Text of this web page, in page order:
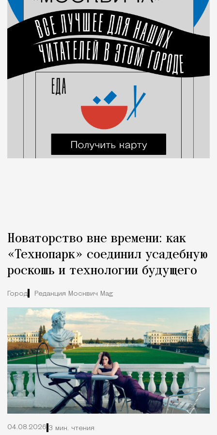
Новаторство вне времени: как
«Технопарк» соединил усадебную
роскошь и технологии будущего
Город Редакция Москвич Mag
04.08.2026 3 мин. чтения